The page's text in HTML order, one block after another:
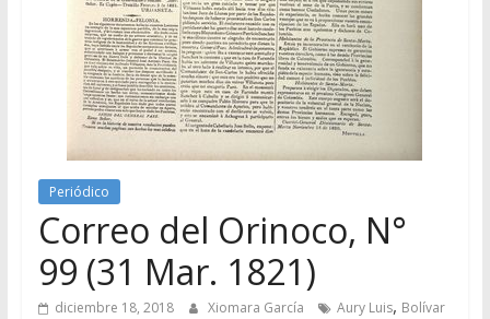
Periódico
Correo del Orinoco, N°
99 (31 Mar. 1821)
diciembre 18, 2018 Xiomara García Aury Luis, Bolívar